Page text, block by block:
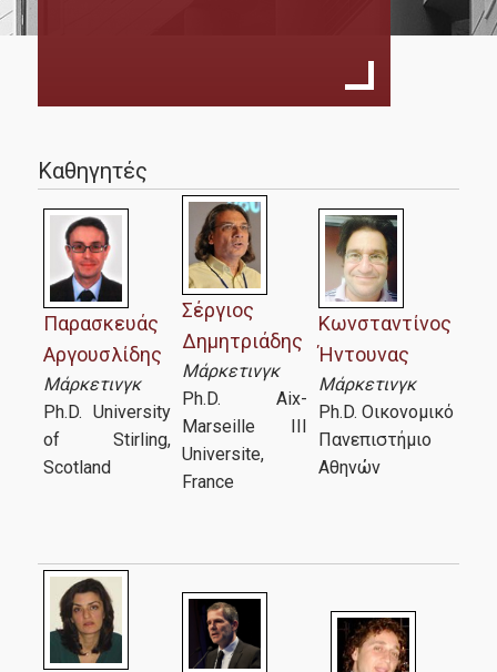
Διαδικασία αίτησης
Τέλη φοίτησης
Φοιτητές
Χρήσιμες Πληροφορίες
Καθηγητές
Παρασκευάς
Αργουσλίδης
Μάρκετινγκ
Ph.D. University
of Stirling,
Scotland
Σέργιος
Δημητριάδης
Μάρκετινγκ
Ph.D. Aix-
Marseille III
Universite,
France
Κωνσταντίνος
Ήντουνας
Μάρκετινγκ
Ph.D. Οικονομικό
Πανεπιστήμιο
Αθηνών